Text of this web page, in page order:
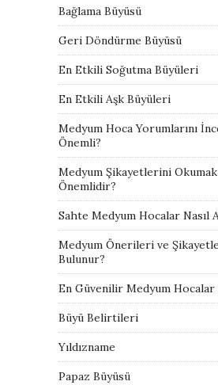
Bağlama Büyüsü
Geri Döndürme Büyüsü
En Etkili Soğutma Büyüleri
En Etkili Aşk Büyüleri
Medyum Hoca Yorumlarını
Önemli?
Medyum Şikayetlerini
Önemlidir?
Sahte Medyum Hocalar Nasıl
Medyum Önerileri ve
Bulunur?
En Güvenilir Medyum
Büyü Belirtileri
Yıldızname
Papaz Büyüsü